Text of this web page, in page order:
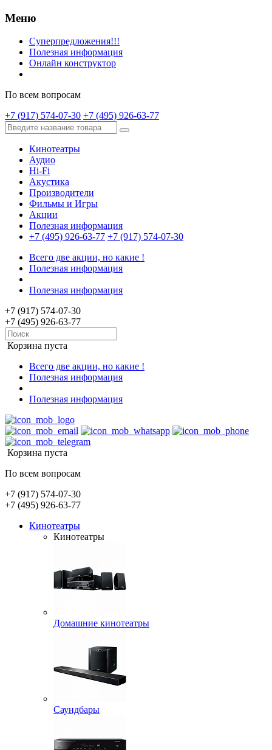
Меню
Суперпредложения!!!
Полезная информация
Онлайн конструктор
По всем вопросам
+7 (917) 574-07-30 +7 (495) 926-63-77
Кинотеатры
Аудио
Hi-Fi
Акустика
Производители
Фильмы и Игры
Акции
Полезная информация
+7 (495) 926-63-77 +7 (917) 574-07-30
Всего две акции, но какие !
Полезная информация
Полезная информация
+7 (917) 574-07-30
+7 (495) 926-63-77
Корзина пуста
Всего две акции, но какие !
Полезная информация
Полезная информация
Корзина пуста
По всем вопросам
+7 (917) 574-07-30
+7 (495) 926-63-77
Кинотеатры
Кинотеатры
Домашние кинотеатры
Саундбары